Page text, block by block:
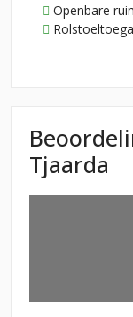
Openbare
Tjaarda